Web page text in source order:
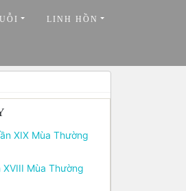
LINH HỒN
XIX Mùa Thường
Mùa Thường